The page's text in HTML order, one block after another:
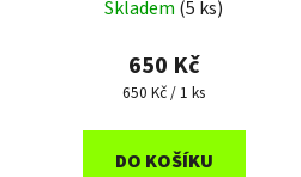
Skladem (5 ks)
650 Kč
Měrná
650 Kč / 1 ks
DO KOŠÍKU